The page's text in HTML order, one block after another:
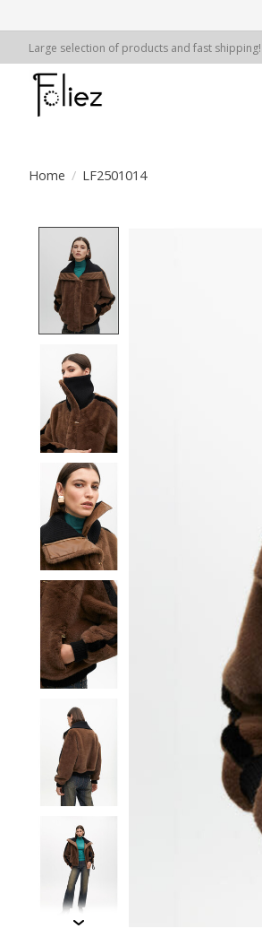
Large selection of products and fast shipping!
Home / LF2501014